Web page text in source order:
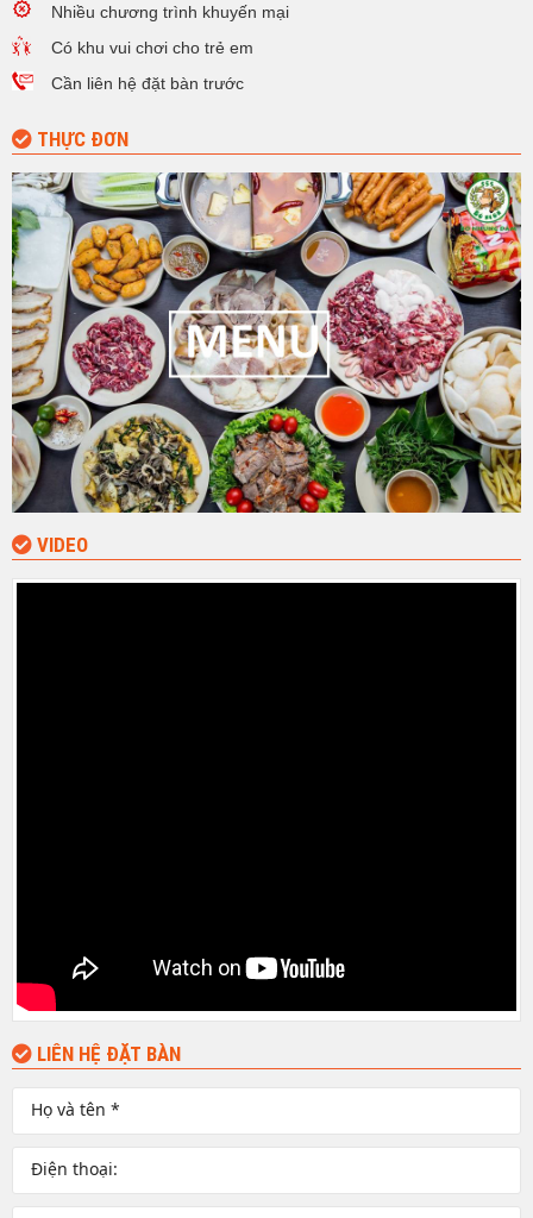
Nhiều chương trình khuyến mại
Có khu vui chơi cho trẻ em
Cần liên hệ đặt bàn trước
THỰC ĐƠN
VIDEO
LIÊN HỆ ĐẶT BÀN